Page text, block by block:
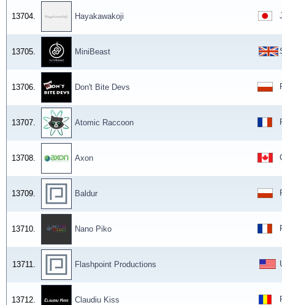
13704. Hayakawakoji
13705. MiniBeast
13706. Don't Bite Devs
13707. Atomic Raccoon
13708. Axon
13709. Baldur
13710. Nano Piko
13711. Flashpoint Productions
13712. Claudiu Kiss